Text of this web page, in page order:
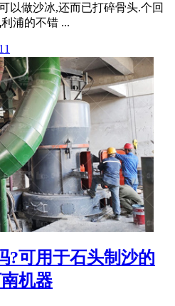
以做沙冰,还而已打碎骨头.个回
浦的不错 ...
?可用于石头制沙的
机器